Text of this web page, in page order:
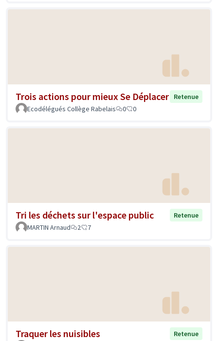
Trois actions pour mieux Se Déplacer
Retenue
Ecodélégués Collège Rabelais
0 0
Tri les déchets sur l'espace public
Retenue
MARTIN Arnaud
2 7
Traquer les nuisibles
Retenue